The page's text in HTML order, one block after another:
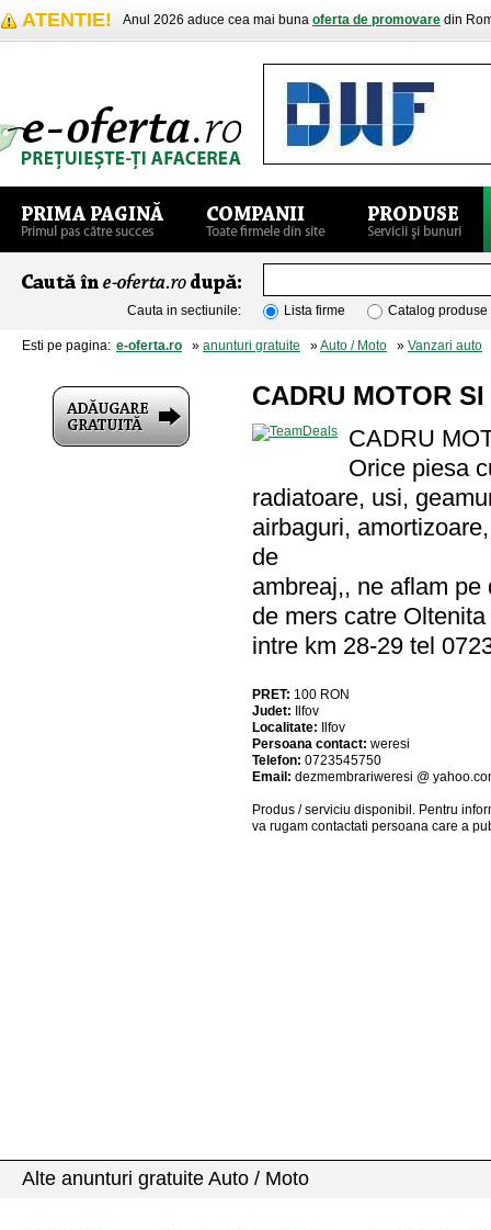
ATENTIE! Anul 2026 aduce cea mai buna oferta de promovare din
Cauta in sectiunile: Lista firme Catalog produse
Esti pe pagina: e-oferta.ro » anunturi gratuite »Auto / Moto » Vanzari auto
CADRU MOTOR
CADRU
Orice piesa
radiatoare, usi,
airbaguri,
de
ambreaj,, ne aflam
de mers catre Oltenita
intre km 28-29 tel
PRET: 100 RON
Judet:
Ilfov
Localitate:
Ilfov
Persoana contact: weresi
Telefon: 0723545750
Email: dezmembrariweresi @
Produs / serviciu disponibil . Pentru
va rugam contactati persoana care a
Alte anunturi gratuite Auto / Moto